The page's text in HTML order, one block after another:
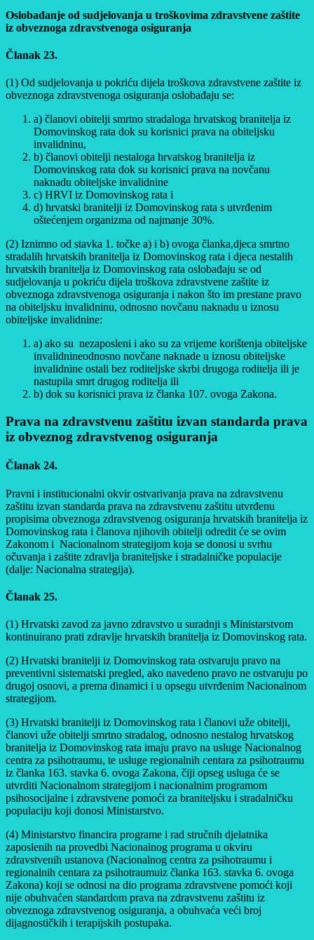
Oslobađanje od sudjelovanja u troškovima zdravstvene zaštite
iz obveznoga zdravstvenoga osiguranja
Članak 23.
(1) Od sudjelovanja u pokriću dijela troškova zdravstvene zaštite iz
obveznoga zdravstvenoga osiguranja oslobađaju se:
a) članovi obitelji smrtno stradaloga hrvatskog branitelja iz
Domovinskog rata dok su korisnici prava na obiteljsku
invalidninu,
b) članovi obitelji nestaloga hrvatskog branitelja iz
Domovinskog rata dok su korisnici prava na novčanu
naknadu obiteljske invalidnine
c) HRVI iz Domovinskog rata i
d) hrvatski branitelji iz Domovinskog rata s utvrđenim
oštećenjem organizma od najmanje 30%.
(2) Iznimno od stavka 1. točke a) i b) ovoga članka,djeca smrtno
stradalih hrvatskih branitelja iz Domovinskog rata i djeca nestalih
hrvatskih branitelja iz Domovinskog rata oslobađaju se od
sudjelovanja u pokriću dijela troškova zdravstvene zaštite iz
obveznoga zdravstvenoga osiguranja i nakon što im prestane pravo
na obiteljsku invalidninu, odnosno novčanu naknadu u iznosu
obiteljske invalidnine:
a) ako su nezaposleni i ako su za vrijeme korištenja obiteljske
invalidnineodnosno novčane naknade u iznosu obiteljske
invalidnine ostali bez roditeljske skrbi drugoga roditelja ili je
nastupila smrt drugog roditelja ili
b) dok su korisnici prava iz članka 107. ovoga Zakona.
Prava na zdravstvenu zaštitu izvan standarda prava
iz obveznog zdravstvenog osiguranja
Članak 24.
Pravni i institucionalni okvir ostvarivanja prava na zdravstvenu
zaštitu izvan standarda prava na zdravstvenu zaštitu utvrđenu
propisima obveznoga zdravstvenog osiguranja hrvatskih branitelja iz
Domovinskog rata i članova njihovih obitelji odredit će se ovim
Zakonom i Nacionalnom strategijom koja se donosi u svrhu
očuvanja i zaštite zdravlja braniteljske i stradalničke populacije
(dalje: Nacionalna strategija).
Članak 25.
(1) Hrvatski zavod za javno zdravstvo u suradnji s Ministarstvom
kontinuirano prati zdravlje hrvatskih branitelja iz Domovinskog rata.
(2) Hrvatski branitelji iz Domovinskog rata ostvaruju pravo na
preventivni sistematski pregled, ako navedeno pravo ne ostvaruju po
drugoj osnovi, a prema dinamici i u opsegu utvrđenim Nacionalnom
strategijom.
(3) Hrvatski branitelji iz Domovinskog rata i članovi uže obitelji,
članovi uže obitelji smrtno stradalog, odnosno nestalog hrvatskog
branitelja iz Domovinskog rata imaju pravo na usluge Nacionalnog
centra za psihotraumu, te usluge regionalnih centara za psihotraumu
iz članka 163. stavka 6. ovoga Zakona, čiji opseg usluga će se
utvrditi Nacionalnom strategijom i nacionalnim programom
psihosocijalne i zdravstvene pomoći za braniteljsku i stradalničku
populaciju koji donosi Ministarstvo.
(4) Ministarstvo financira programe i rad stručnih djelatnika
zaposlenih na provedbi Nacionalnog programa u okviru
zdravstvenih ustanova (Nacionalnog centra za psihotraumu i
regionalnih centara za psihotraumuiz članka 163. stavka 6. ovoga
Zakona) koji se odnosi na dio programa zdravstvene pomoći koji
nije obuhvaćen standardom prava na zdravstvenu zaštitu iz
obveznoga zdravstvenog osiguranja, a obuhvaća veći broj
dijagnostičkih i terapijskih postupaka.